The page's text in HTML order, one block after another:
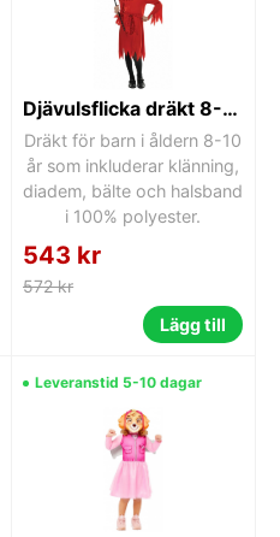
Djävulsflicka dräkt 8-10 år
Dräkt för barn i åldern 8-10
år som inkluderar klänning,
diadem, bälte och halsband
i 100% polyester.
543 kr
572 kr
Lägg till
Leveranstid 5-10 dagar